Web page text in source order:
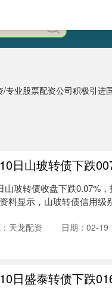
业股票配资公司积极引进
日山玻转债下跌
山玻转债收盘下跌0.07%
料显示，山玻转债信用级
天龙配资 日期：02-19
日盛泰转债下跌